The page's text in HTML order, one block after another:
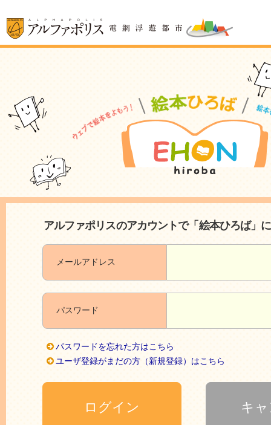
アルファポリスのアカウントで「絵本ひろば」
メールアドレス
パスワード
パスワードを忘れた方はこちら
ユーザ登録がまだの方（新規登録）はこちら